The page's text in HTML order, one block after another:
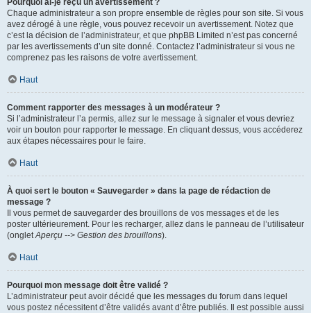
Pourquoi ai-je reçu un avertissement ?
Chaque administrateur a son propre ensemble de règles pour son site. Si vous
avez dérogé à une règle, vous pouvez recevoir un avertissement. Notez que
c’est la décision de l’administrateur, et que phpBB Limited n’est pas concerné
par les avertissements d’un site donné. Contactez l’administrateur si vous ne
comprenez pas les raisons de votre avertissement.
Haut
Comment rapporter des messages à un modérateur ?
Si l’administrateur l’a permis, allez sur le message à signaler et vous devriez
voir un bouton pour rapporter le message. En cliquant dessus, vous accéderez
aux étapes nécessaires pour le faire.
Haut
À quoi sert le bouton « Sauvegarder » dans la page de rédaction de
message ?
Il vous permet de sauvegarder des brouillons de vos messages et de les
poster ultérieurement. Pour les recharger, allez dans le panneau de l’utilisateur
(ongletAperçu --> Gestion des brouillons).
Haut
Pourquoi mon message doit être validé ?
L’administrateur peut avoir décidé que les messages du forum dans lequel
vous postez nécessitent d’être validés avant d’être publiés. Il est possible aussi